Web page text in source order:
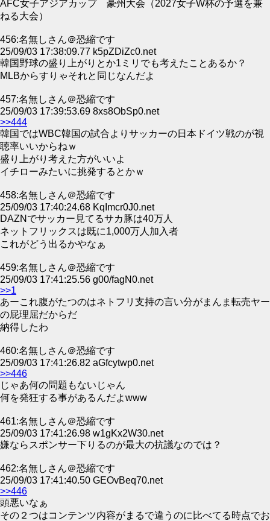
AFC女子アジアカップ 豪州大会（2027女子W杯の予選を兼
ねる大会）
456:名無しさん＠恐縮です
25/09/03 17:38:09.77 k5pZDiZc0.net
韓国野球の盛り上がりとか1ミリでも考えたことあるか？
MLBからすりゃそれと同じなんだよ
457:名無しさん＠恐縮です
25/09/03 17:39:53.69 8xs8ObSp0.net
>>444
韓国ではWBC韓国の試合よりサッカーの日本ドイツ戦のが視
聴率いいからねｗ
盛り上がり考えた方がいいよ
イチローみたいに挑発するとかｗ
458:名無しさん＠恐縮です
25/09/03 17:40:24.68 KqImcr0J0.net
DAZNでサッカー見てるサカ豚は40万人
ネットフリックスは既に1,000万人加入者
これがどう出るかやなぁ
459:名無しさん＠恐縮です
25/09/03 17:41:25.56 g00/fagN0.net
>>1
あーこれ腹がたつのはネトフリ支持の言い分がまんま転売ヤー
の屁理屈だからだ
納得したわ
460:名無しさん＠恐縮です
25/09/03 17:41:26.82 aGfcytwp0.net
>>446
じゃあ何の問題もないじゃん
何を発狂する事があるんだよwww
461:名無しさん＠恐縮です
25/09/03 17:41:26.98 w1gKx2W30.net
嫌ならスポンサー下りるのが最大の抗議なのでは？
462:名無しさん＠恐縮です
25/09/03 17:41:40.50 GEOvBeq70.net
>>446
頭悪いなぁ
その２つはコンテンツ内容がまるで違うのに比べてる時点でお